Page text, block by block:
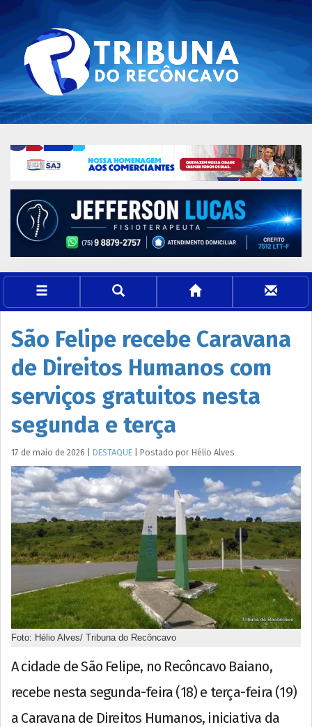
São Felipe recebe Caravana
de Direitos Humanos com
serviços gratuitos nesta
segunda e terça
17 de maio de 2026 DESTAQUE Postado por Hélio Alves
Foto: Hélio Alves/ Tribuna do Recôncavo
A cidade de São Felipe, no Recôncavo Baiano,
recebe nesta segunda-feira (18) e terça-feira (19)
a Caravana de Direitos Humanos, iniciativa da